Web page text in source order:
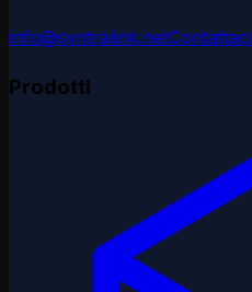
info@syntralink.netContattaci
Prodotti